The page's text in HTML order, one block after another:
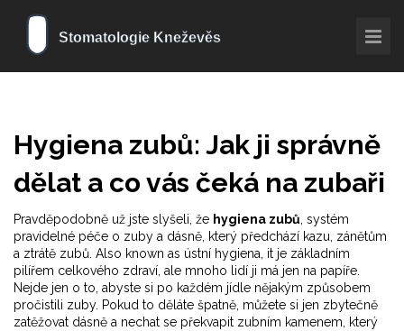
Hygiena zubů: Jak ji správně
dělat a co vás čeká na zubaři
Pravděpodobně už jste slyšeli, že hygiena zubů systém
pravidelné péče o zuby a dásně, který předchází kazu, zánětům
a ztrátě zubů . Also known as ústní hygiena , it je základním
pilířem celkového zdraví, ale mnoho lidí ji má jen na papíře.
Nejde jen o to, abyste si po každém jídle nějakým způsobem
pročistili zuby. Pokud to děláte špatně, můžete si jen zbytečně
zatěžovat dásně a nechat se překvapit zubním kamenem, který